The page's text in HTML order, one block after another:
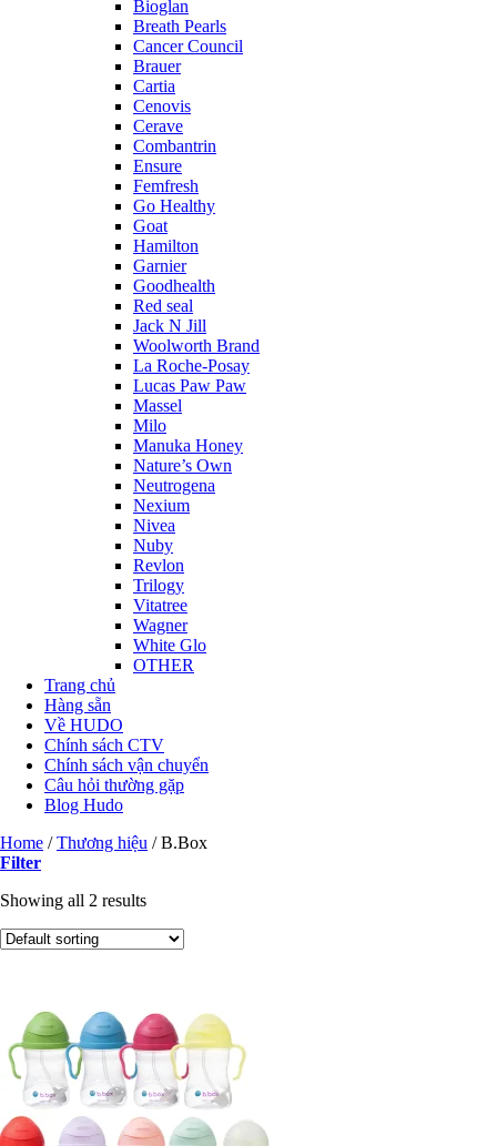
Bioglan
Breath Pearls
Cancer Council
Brauer
Cartia
Cenovis
Cerave
Combantrin
Ensure
Femfresh
Go Healthy
Goat
Hamilton
Garnier
Goodhealth
Red seal
Jack N Jill
Woolworth Brand
La Roche-Posay
Lucas Paw Paw
Massel
Milo
Manuka Honey
Nature’s Own
Neutrogena
Nexium
Nivea
Nuby
Revlon
Trilogy
Vitatree
Wagner
White Glo
OTHER
Trang chủ
Hàng sẵn
Về HUDO
Chính sách CTV
Chính sách vận chuyển
Câu hỏi thường gặp
Blog Hudo
Home / Thương hiệu /B.Box
Filter
Showing all 2 results